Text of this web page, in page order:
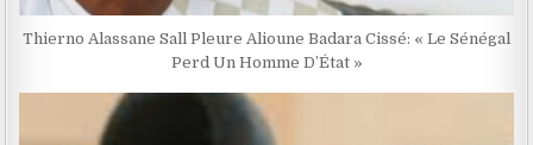
Thierno Alassane Sall Pleure Alioune Badara Cissé: « Le Sénégal
Perd Un Homme D’État »